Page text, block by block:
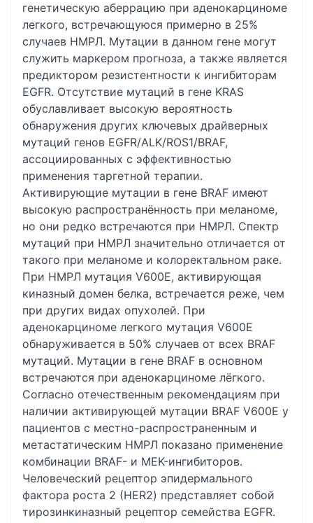
генетическую аберрацию при аденокарциноме
легкого, встречающуюся примерно в 25%
случаев НМРЛ. Мутации в данном гене могут
служить маркером прогноза, а также является
предиктором резистентности к ингибиторам
EGFR. Отсутствие мутаций в гене KRAS
обуславливает высокую вероятность
обнаружения других ключевых драйверных
мутаций генов EGFR/ALK/ROS1/BRAF,
ассоциированных с эффективностью
применения таргетной терапии.
Активирующие мутации в гене BRAF имеют
высокую распространённость при меланоме,
но они редко встречаются при НМРЛ. Спектр
мутаций при НМРЛ значительно отличается от
такого при меланоме и колоректальном раке.
При НМРЛ мутация V600E, активирующая
киназный домен белка, встречается реже, чем
при других видах опухолей. При
аденокарциноме легкого мутация V600E
обнаруживается в 50% случаев от всех BRAF
мутаций. Мутации в гене BRAF в основном
встречаются при аденокарциноме лёгкого.
Согласно отечественным рекомендациям при
наличии активирующей мутации BRAF V600E у
пациентов с местно-распространенным и
метастатическим НМРЛ показано применение
комбинации BRAF- и MEK-ингибиторов.
Человеческий рецептор эпидермального
фактора роста 2 (HER2) представляет собой
тирозинкиназный рецептор семейства EGFR.